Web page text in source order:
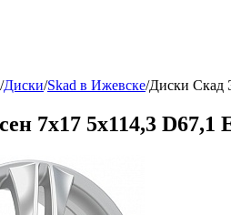
/Диски/Skad в Ижевске/Диски Скад
7x17 5x114,3 D67,1